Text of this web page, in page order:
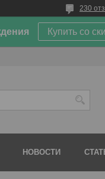
230
Купить со
НОВОСТИ